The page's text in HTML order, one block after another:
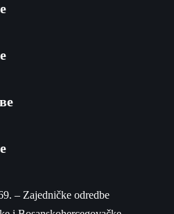
– Zajedničke odredbe